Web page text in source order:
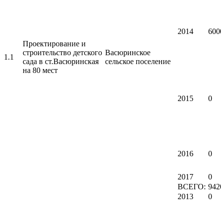
1.1
Проектирование и
строительство детского
сада в ст.Васюринская
на 80 мест
Васюринское
сельское поселение
2014
2015 0
2016 0
2017 0
ВСЕГО:
2013
0